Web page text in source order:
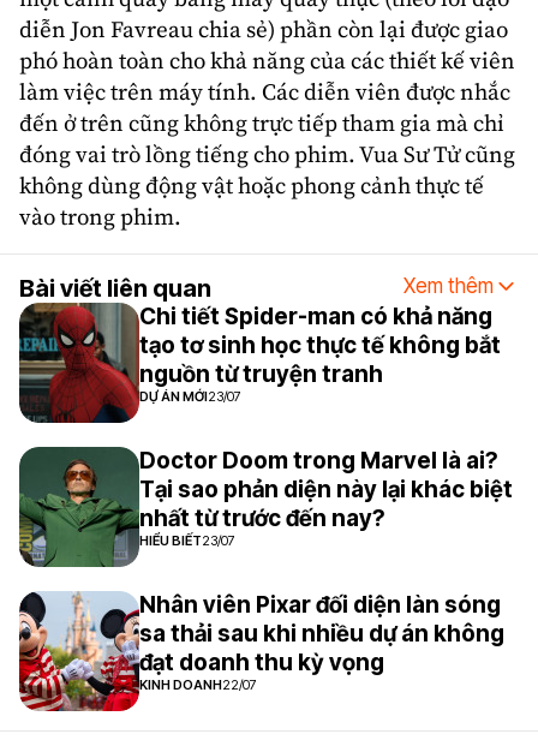
diễn Jon Favreauchia sẻ) phần còn lại được giao
phó hoàn toàn cho khả năng của các thiết kế viên
làm việc trên máy tính. Các diễn viên được nhắc
đến ở trên cũng không trực tiếp tham gia mà chỉ
đóng vai trò lồng tiếng cho phim.Vua Sư Tửcũng
không dùng động vật hoặc phong cảnh thực tế
vào trong phim.
Bài viết liên quan Xem thêm
Chi tiết Spider-man có khả năng
tạo tơ sinh học thực tế không bắt
nguồn từ truyện tranh
DỰ ÁN MỚI23/07
Doctor Doom trong Marvel là ai?
Tại sao phản diện này lại khác biệt
nhất từ trước đến nay?
HIỂU BIẾT23/07
Nhân viên Pixar đối diện làn sóng
sa thải sau khi nhiều dự án không
đạt doanh thu kỳ vọng
KINH DOANH22/07